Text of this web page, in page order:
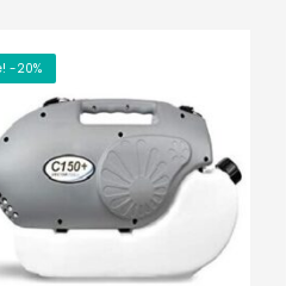
-20%